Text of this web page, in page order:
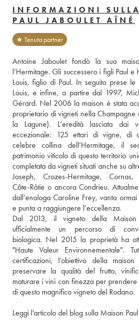
INFORMAZIONI
PAUL JABOULET AÎNÉ
★ Tenuta partner
Antoine Jaboulet fondò la sua
l’Hermitage. Gli successero i figli Paul
Louis, figlio di Paul. In seguito prese
Louis, e infine, a partire dal 1997,
Gérard. Nel 2006 la maison è stata
proprietario di vigneti nella Champagne
la Lagune). L’eredità lasciata dai
eccezionale: 125 ettari di vigne, di
celebre collina dell’Hermitage, il
patrimonio viticolo di questo territorio
completata da vigneti situati anche su
Joseph, Crozes-Hermitage, Cornas,
Côte-Rôtie o ancora Condrieu.
dall’enologa Caroline Frey, vanta
e punta a raggiungere l’eccellenza.
Dal 2013, il vigneto della Maison
ufficialmente un percorso di
biologica. Nel 2015 la proprietà ha
"Haute Valeur Environnementale".
certificazioni, l’obiettivo della
preservare la qualità del frutto,
maturare i vini con finezza per
di questo magnifico vigneto del Rodano.
Leggi l’articolo del blog sulla Maison